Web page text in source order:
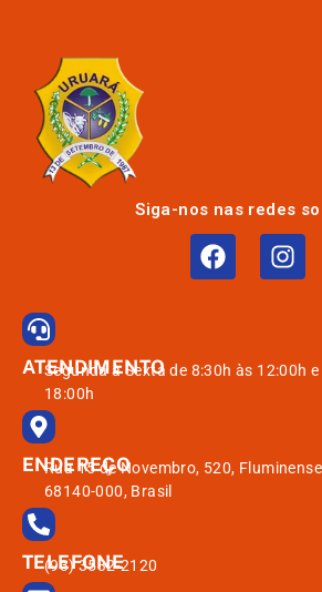
Siga-nos nas redes
ATENDIMENTO
Segunda à Sexta de 8:30h às 12:00h
18:00h
ENDEREÇO
Rua 15 de Novembro, 520,
68140-000, Brasil
TELEFONE
(93) 3532-2120